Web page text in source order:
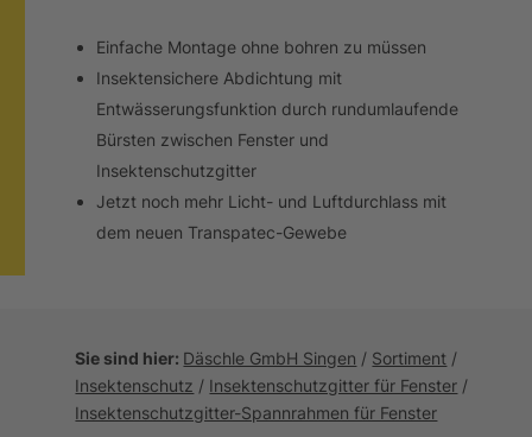
Einfache Montage ohne bohren zu müssen
Insektensichere Abdichtung mit
Entwässerungsfunktion durch rundumlaufende
Bürsten zwischen Fenster und
Insektenschutzgitter
Jetzt noch mehr Licht- und Luftdurchlass mit
dem neuen Transpatec-Gewebe
Sie sind hier: Däschle GmbH Singen / Sortiment /
Insektenschutz / Insektenschutzgitter für Fenster /
Insektenschutzgitter-Spannrahmen für Fenster